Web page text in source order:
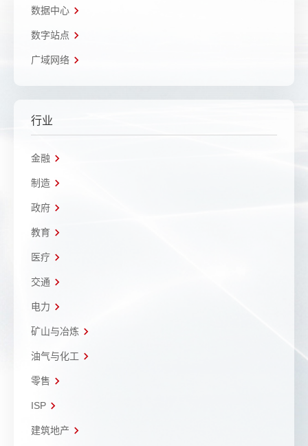
数据中心
数字站点
广域网络
行业
金融
制造
政府
教育
医疗
交通
电力
矿山与冶炼
油气与化工
零售
ISP
建筑地产